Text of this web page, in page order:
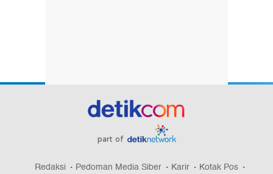
part of
Redaksi Pedoman Media Siber Karir Kotak Pos